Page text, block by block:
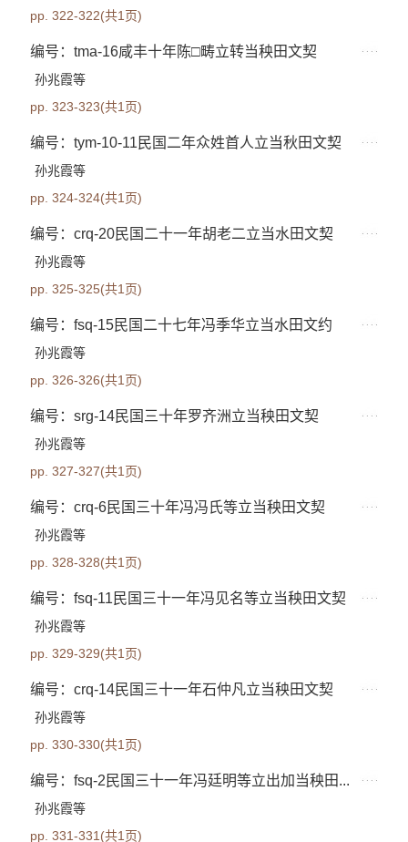
pp. 322-322(共1页)
编号：tma-16咸丰十年陈□畴立转当秧田文契
孙兆霞等
pp. 323-323(共1页)
编号：tym-10-11民国二年众姓首人立当秋田文契
孙兆霞等
pp. 324-324(共1页)
编号：crq-20民国二十一年胡老二立当水田文契
孙兆霞等
pp. 325-325(共1页)
编号：fsq-15民国二十七年冯季华立当水田文约
孙兆霞等
pp. 326-326(共1页)
编号：srg-14民国三十年罗齐洲立当秧田文契
孙兆霞等
pp. 327-327(共1页)
编号：crq-6民国三十年冯冯氏等立当秧田文契
孙兆霞等
pp. 328-328(共1页)
编号：fsq-11民国三十一年冯见名等立当秧田文契
孙兆霞等
pp. 329-329(共1页)
编号：crq-14民国三十一年石仲凡立当秧田文契
孙兆霞等
pp. 330-330(共1页)
编号：fsq-2民国三十一年冯廷明等立出加当秧田...
孙兆霞等
pp. 331-331(共1页)